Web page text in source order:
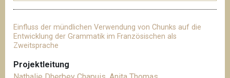
Einfluss der mündlichen Verwendung von Chunks auf die
Entwicklung der Grammatik im Französischen als
Zweitsprache
Projektleitung